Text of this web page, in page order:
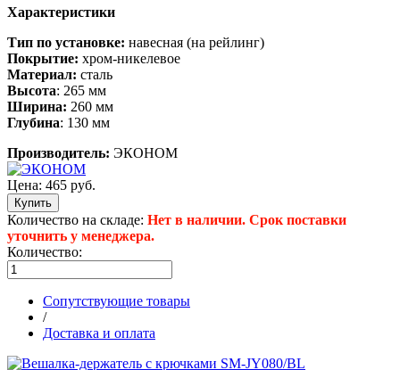
Характеристики
Тип по установке: навесная (на рейлинг)
Покрытие: хром-никелевое
Материал: сталь
Высота: 265 мм
Ширина: 260 мм
Глубина: 130 мм
Производитель: ЭКОНОМ
Цена: 465 руб.
Количество на складе: Нет в наличии. Срок поставки
уточнить у менеджера.
Количество:
Сопутствующие товары
/
Доставка и оплата